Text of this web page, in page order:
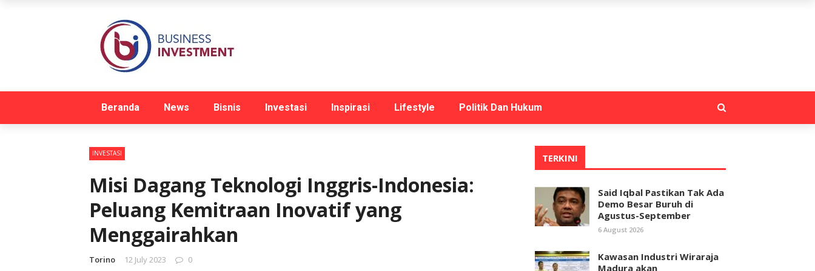
Beranda News Bisnis Investasi Inspirasi Lifestyle Politik Dan Hukum
INVESTASI
Misi Dagang Teknologi Inggris-Indonesia:
Peluang Kemitraan Inovatif yang
Menggairahkan
Torino 12 July 2023 0
TERKINI
Said Iqbal Pastikan Tak Ada
Demo Besar Buruh di
Agustus-September
6 August 2026
Kawasan Industri Wiraraja
Madura akan